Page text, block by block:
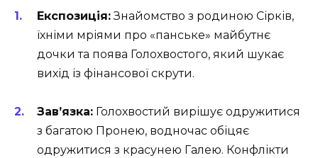
Експозиція:Знайомство з родиною Сірків,
їхніми мріями про «панське» майбутнє
дочки та поява Голохвостого, який шукає
вихід із фінансової скрути.
Зав’язка: Голохвостий вирішує одружитися
з багатою Пронею, водночас обіцяє
одружитися з красунею Галею. Конфлікти